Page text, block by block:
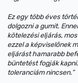
Ez egy több éves
dolgozni a gumit.
kötelezési eljárás,
ezzel a képviselőnek
eljárást hamarabb
büntetést fogják
toleranciám nincsen.”